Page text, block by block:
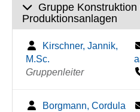
Gruppe
Produktionsanlagen
Kirschner, Jannik,
M.Sc.
Gruppenleiter
Borgmann, Cordula